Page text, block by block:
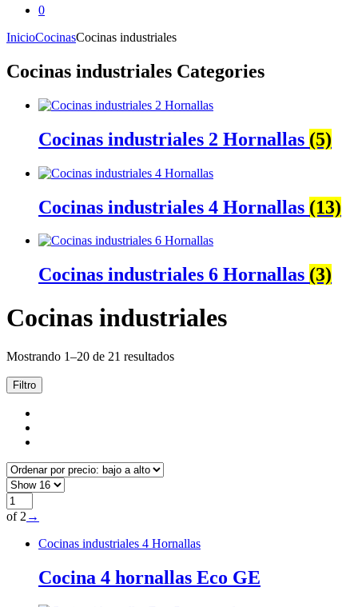
0
InicioCocinasCocinas industriales
Cocinas industriales Categories
Cocinas industriales 2 Hornallas (5)
Cocinas industriales 4 Hornallas (13)
Cocinas industriales 6 Hornallas (3)
Cocinas industriales
Mostrando 1–20 de 21 resultadosOrdenado
Filtro
of 2 →
Cocinas industriales 4 Hornallas
Cocina 4 hornallas Eco GE